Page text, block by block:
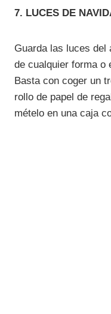
7. LUCES DE
Guarda las luces del
de cualquier forma o
Basta con coger un
rollo de papel de
mételo en una caja